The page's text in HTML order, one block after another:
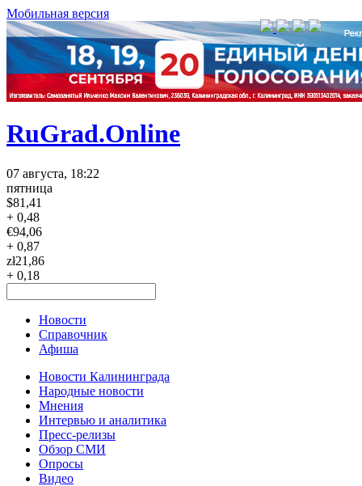
Мобильная версия
RuGrad.Online
07 августа, 18:22
пятница
$81,41
+ 0,48
€94,06
+ 0,87
zł21,86
+ 0,18
Новости
Справочник
Афиша
Новости Калининграда
Народные новости
Мнения
Интервью и аналитика
Пресс-релизы
Обзор СМИ
Опросы
Видео